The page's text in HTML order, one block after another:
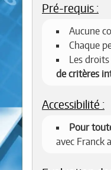
Pré-requis :
Aucune
Chaque
Les
de critères
Accessibilité :
Pour
avec Franck